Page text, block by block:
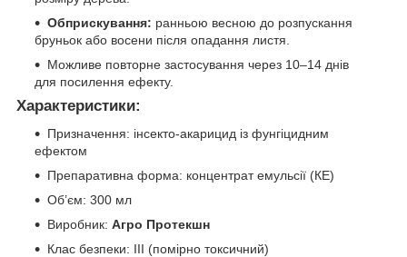
Обприскування: ранньою весною до розпускання
бруньок або восени після опадання листя.
Можливе повторне застосування через 10–14 днів
для посилення ефекту.
Характеристики:
Призначення: інсекто-акарицид із фунгіцидним
ефектом
Препаративна форма: концентрат емульсії (КЕ)
Об’єм: 300 мл
Виробник: Агро Протекшн
Клас безпеки: III (помірно токсичний)